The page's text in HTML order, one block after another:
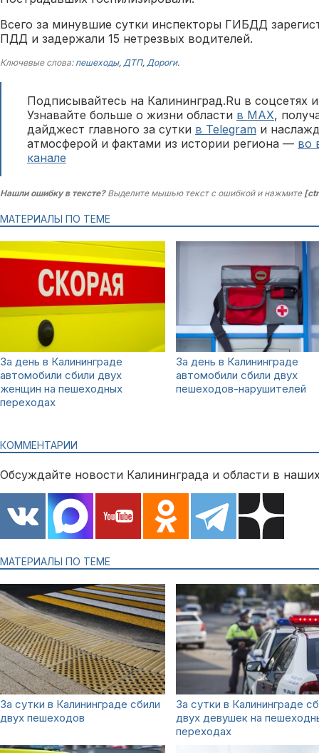
Всего за минувшие сутки инспекторы ГИБДД
ПДД и задержали 15 нетрезвых водителей.
Ключевые слова: пешеходы, ДТП, Дороги.
Подписывайтесь на Калининград.Ru в соцсетях
Узнавайте больше о жизни области в MAX,
дайджест главного за сутки в Telegram и
атмосферой и фактами из истории региона — во
канале
Нашли ошибку в тексте?Выделите мышью текст с ошибкой и нажмите
МАТЕРИАЛЫ ПО ТЕМЕ
За день в Калининграде
автомобили сбили двух
женщин на пешеходных
переходах
За день в Калининграде
автомобили сбили двух
пешеходов-нарушителей
КОММЕНТАРИИ
Обсуждайте новости Калининграда и области в
МАТЕРИАЛЫ ПО ТЕМЕ
За сутки в Калининграде сбили
двух пешеходов
За сутки в Калининграде
двух девушек на
переходах